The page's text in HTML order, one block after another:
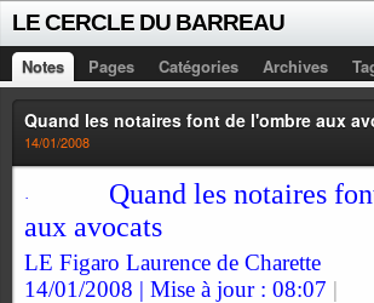
LE CERCLE DU BARREAU
Notes Pages Catégories Archives
Quand les notaires font de l'ombre aux
14/01/2008
·
Quand les notaires
aux avocats
LE Figaro Laurence de Charette
14/01/2008 | Mise à jour : 08:07 |